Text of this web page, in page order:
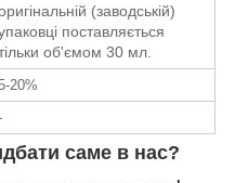
(заводській)
поставляється
об'ємом 30 мл.
20%
саме в нас?